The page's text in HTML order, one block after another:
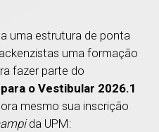
uma estrutura de ponta
uma formação
fazer parte do
o Vestibular 2026.1
mesmo sua inscrição
da UPM: